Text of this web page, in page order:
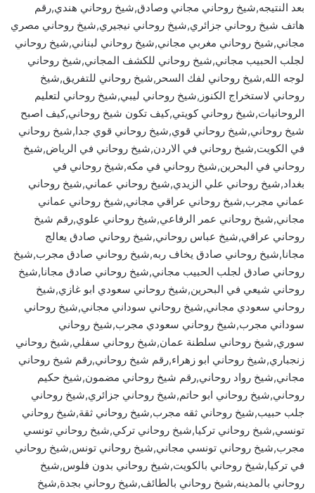
بعد النتيجه,شيخ روحاني مجاني وصادق,شيخ روحاني هندي,رقم
هاتف شيخ روحاني جزائري,شيخ روحاني نيجيري,شيخ روحاني مصري
مجاني,شيخ روحاني مغربي مجاني,شيخ روحاني لبناني,شيخ روحاني
لجلب الحبيب مجاني,شيخ روحاني للكشف المجاني,شيخ روحاني
لوجه الله,شيخ روحاني لفك السحر,شيخ روحاني للتفريق,شيخ
روحاني لاستخراج الكنوز,شيخ روحاني ليبي,شيخ روحاني لتعليم
الروحانيات,شيخ روحاني كويتي,كيف تكون شيخ روحاني,كيف اصبح
شيخ روحاني,شيخ روحاني قوي,شيخ روحاني قوي جدا,شيخ روحاني
في الكويت,شيخ روحاني في الاردن,شيخ روحاني في الرياض,شيخ
روحاني في البحرين,شيخ روحاني في مكه,شيخ روحاني في
بغداد,شيخ روحاني علي الزيدي,شيخ روحاني عماني,شيخ روحاني
عماني مجرب,شيخ روحاني عراقي مجاني,شيخ روحاني عماني
مجاني,شيخ روحاني عمر الرفاعي,شيخ روحاني علوي,رقم شيخ
روحاني عراقي,شيخ عباس روحاني,شيخ روحاني صادق يعالج
مجانا,شيخ روحاني صادق يخاف ربه,شيخ روحاني صادق مجرب,شيخ
روحاني صادق لجلب الحبيب مجاني,شيخ روحاني صادق مجانا,شيخ
روحاني شيعي في البحرين,شيخ روحاني سعودي ابو غازي,شيخ
روحاني سعودي مجاني,شيخ روحاني سوداني مجاني,شيخ روحاني
سوداني مجرب,شيخ روحاني سعودي مجرب,شيخ روحاني
سوري,شيخ روحاني سلطنة عمان,شيخ روحاني سفلي,شيخ روحاني
زنجباري,شيخ روحاني ابو زهراء,رقم شيخ روحاني,رقم شيخ روحاني
مجاني,شيخ رواد روحاني,رقم شيخ روحاني مضمون,شيخ حكيم
روحاني,شيخ روحاني ابو حاتم,شيخ روحاني جزائري,شيخ روحاني
جلب حبيب,شيخ روحاني ثقه مجرب,شيخ روحاني ثقة,شيخ روحاني
تونسي,شيخ روحاني تركيا,شيخ روحاني تركي,شيخ روحاني تونسي
مجرب,شيخ روحاني تونسي مجاني,شيخ روحاني تونس,شيخ روحاني
في تركيا,شيخ روحاني بالكويت,شيخ روحاني بدون فلوس,شيخ
روحاني بالمدينه,شيخ روحاني بالطائف,شيخ روحاني بجدة,شيخ